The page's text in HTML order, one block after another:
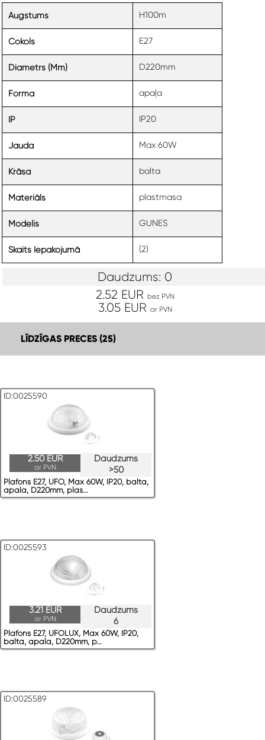
Augstums H100m
Cokols E27
Diametrs (mm) D220mm
Forma apaļa
IP IP20
Jauda Max 60W
Krāsa balta
Materiāls plastmasa
Modelis GUNES
Skaits Iepakojumā (2)
Daudzums: 0
2.52 EUR bez PVN
3.05 EUR ar PVN
LĪDZĪGAS PRECES (25)
ID:0025590
Daudzums
>50
2.50 EUR
ar PVN
Plafons E27, UFO, Max 60W, IP20, balta,
apaļa, D220mm, plas...
ID:0025593
Daudzums
6
3.21 EUR
ar PVN
Plafons E27, UFOLUX, Max 60W, IP20,
balta, apaļa, D220mm, p...
ID:0025589